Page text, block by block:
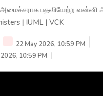
அமைச்சராக பதவியேற்ற வன்னி
| IUML | VCK
22 May 2026, 10:59 PM
10:59 PM